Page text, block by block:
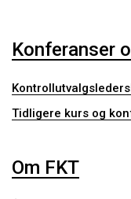
Konferanser
Tidligere kurs og
Om FKT